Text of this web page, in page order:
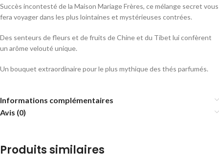
Succès incontesté de la Maison Mariage Frères, ce mélange secret vous
fera voyager dans les plus lointaines et mystérieuses contrées.
Des senteurs de fleurs et de fruits de Chine et du Tibet lui confèrent
un arôme velouté unique.
Un bouquet extraordinaire pour le plus mythique des thés parfumés.
Informations complémentaires
Avis (0)
Produits similaires